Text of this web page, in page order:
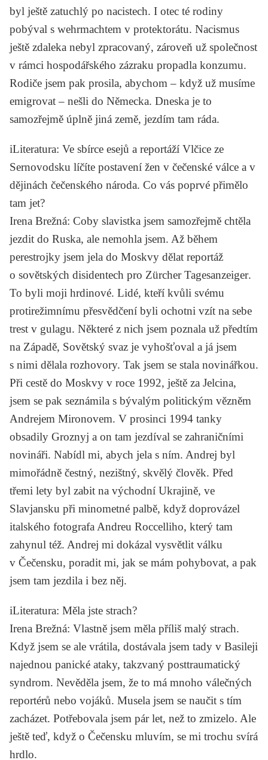
byl ještě zatuchlý po nacistech. I otec té rodiny
pobýval s wehrmachtem v protektorátu. Nacismus
ještě zdaleka nebyl zpracovaný, zároveň už společnost
v rámci hospodářského zázraku propadla konzumu.
Rodiče jsem pak prosila, abychom – když už musíme
emigrovat – nešli do Německa. Dneska je to
samozřejmě úplně jiná země, jezdím tam ráda.
iLiteratura: Ve sbírce esejů a reportáží Vlčice ze
Sernovodsku líčíte postavení žen v čečenské válce a v
dějinách čečenského národa. Co vás poprvé přimělo
tam jet?
Irena Brežná: Coby slavistka jsem samozřejmě chtěla
jezdit do Ruska, ale nemohla jsem. Až během
perestrojky jsem jela do Moskvy dělat reportáž
o sovětských disidentech pro Zürcher Tagesanzeiger.
To byli moji hrdinové. Lidé, kteří kvůli svému
protirežimnímu přesvědčení byli ochotni vzít na sebe
trest v gulagu. Některé z nich jsem poznala už předtím
na Západě, Sovětský svaz je vyhošťoval a já jsem
s nimi dělala rozhovory. Tak jsem se stala novinářkou.
Při cestě do Moskvy v roce 1992, ještě za Jelcina,
jsem se pak seznámila s bývalým politickým vězněm
Andrejem Mironovem. V prosinci 1994 tanky
obsadily Groznyj a on tam jezdíval se zahraničními
novináři. Nabídl mi, abych jela s ním. Andrej byl
mimořádně čestný, nezištný, skvělý člověk. Před
třemi lety byl zabit na východní Ukrajině, ve
Slavjansku při minometné palbě, když doprovázel
italského fotografa Andreu Roccelliho, který tam
zahynul též. Andrej mi dokázal vysvětlit válku
v Čečensku, poradit mi, jak se mám pohybovat, a pak
jsem tam jezdila i bez něj.
iLiteratura: Měla jste strach?
Irena Brežná: Vlastně jsem měla příliš malý strach.
Když jsem se ale vrátila, dostávala jsem tady v Basileji
najednou panické ataky, takzvaný posttraumatický
syndrom. Nevěděla jsem, že to má mnoho válečných
reportérů nebo vojáků. Musela jsem se naučit s tím
zacházet. Potřebovala jsem pár let, než to zmizelo. Ale
ještě teď, když o Čečensku mluvím, se mi trochu svírá
hrdlo.